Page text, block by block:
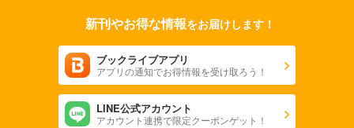
新刊やお得な情報をお届けします！
ブックライブアプリ
アプリの通知でお得情報を受け取ろう！
LINE公式アカウント
アカウント連携で限定クーポンゲット！